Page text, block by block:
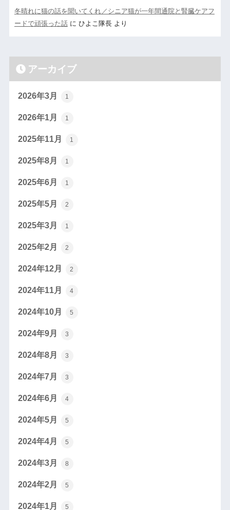
冬晴れに猫の話を聞いてくれ／シニア猫が一年間通院と腎臓ケアフ
ードで頑張った話に ひよこ隊長より
アーカイブ
2026年3月 1
2026年1月 1
2025年11月 1
2025年8月 1
2025年6月 1
2025年5月 2
2025年3月 1
2025年2月 2
2024年12月 2
2024年11月 4
2024年10月 5
2024年9月 3
2024年8月 3
2024年7月 3
2024年6月 4
2024年5月 5
2024年4月 5
2024年3月 8
2024年2月 5
2024年1月 5